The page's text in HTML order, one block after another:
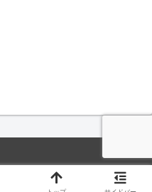
、ネットの情報とニュース.